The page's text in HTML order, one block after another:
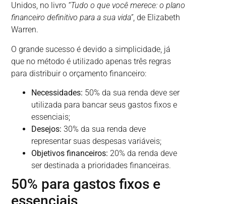
Unidos, no livro “Tudo o que você merece: o plano
financeiro definitivo para a sua vida”, de Elizabeth
Warren.
O grande sucesso é devido a simplicidade, já
que no método é utilizado apenas três regras
para distribuir o orçamento financeiro:
Necessidades: 50% da sua renda deve ser
utilizada para bancar seus gastos fixos e
essenciais;
Desejos: 30% da sua renda deve
representar suas despesas variáveis;
Objetivos financeiros: 20% da renda deve
ser destinada a prioridades financeiras.
50% para gastos fixos e